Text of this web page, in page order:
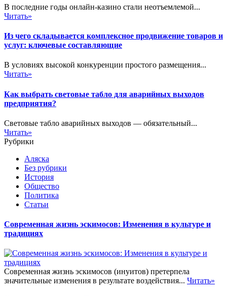
В последние годы онлайн-казино стали неотъемлемой...
Читать»
Из чего складывается комплексное продвижение товаров и
услуг: ключевые составляющие
В условиях высокой конкуренции простого размещения...
Читать»
Как выбрать световые табло для аварийных выходов
предприятия?
Световые табло аварийных выходов — обязательный...
Читать»
Рубрики
Аляска
Без рубрики
История
Общество
Политика
Статьи
Современная жизнь эскимосов: Изменения в культуре и
традициях
Современная жизнь эскимосов (инуитов) претерпела
значительные изменения в результате воздействия... Читать»